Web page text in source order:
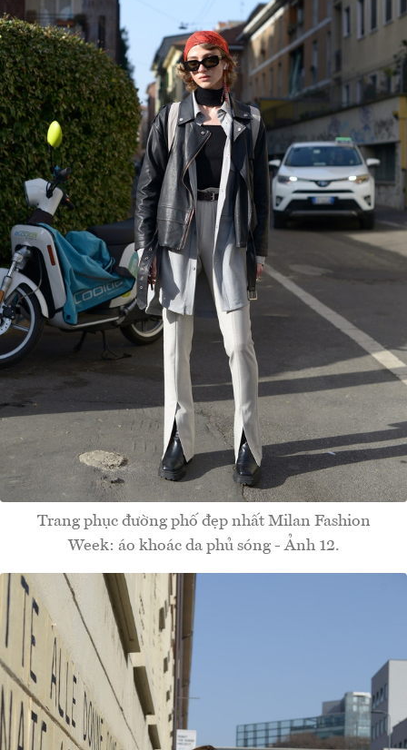
Trang phục đường phố đẹp nhất Milan Fashion
Week: áo khoác da phủ sóng - Ảnh 12.